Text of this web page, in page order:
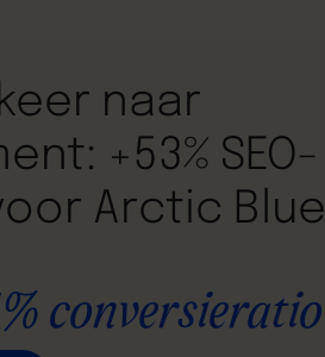
naar
+53% SEO-
Arctic Blue
conversieratio